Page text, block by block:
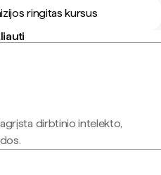
ringitas kursus
dirbtinio intelekto,